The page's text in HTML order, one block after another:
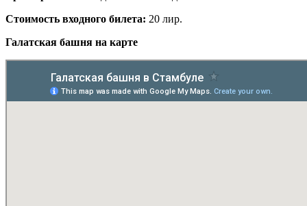
Стоимость входного билета: 20 лир.
Галатская башня на карте